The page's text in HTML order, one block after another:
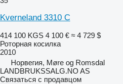
Kverneland 3310 C
414 100 KGS 4 100 € ≈ 4 729 $
Роторная косилка
2010
Норвегия, Møre og Romsdal
LANDBRUKSSALG.NO AS
Связаться с продавцом